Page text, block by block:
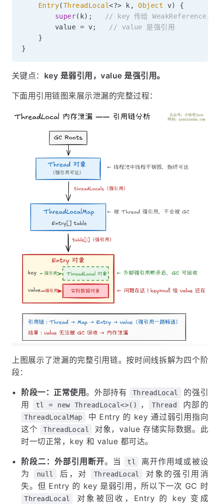
Entry(ThreadLocal<?> k , Object v)
{
super( k) ;
// key 传给 WeakReference，是
        value
= v;
// value 是强引用
}
}
关键点： key 是弱引用，value 是强引用。
下面用引用链图来展示泄漏的完整过程：
上图展示了泄漏的完整引用链。按时间线拆解为四个阶
段：
阶段一：正常使用。外部持有 ThreadLocal
的强引
用
tl = new ThreadLocal<>() ， Thread 内部的
ThreadLocalMap
中 Entry 的 key 通过弱引用指向
这个
ThreadLocal
对象，value 存储实际数据。此
时一切正常，key 和 value 都可达。
阶段二：外部引用断开。当 tl
离开作用域或被设
为
null 后，对 ThreadLocal
对象的强引用消
失。但 Entry 的 key 是弱引用，所以下一次 GC 时
ThreadLocal 对象被回收，Entry 的 key 变成